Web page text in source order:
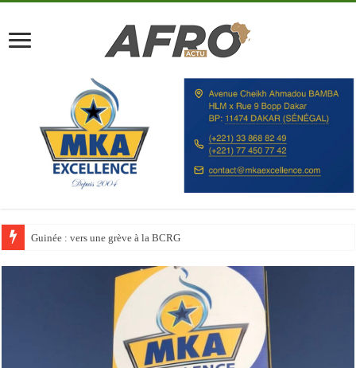
Discours à la Nation : Alassane Ouattara appelle les Ivoiriens à « l’unité,